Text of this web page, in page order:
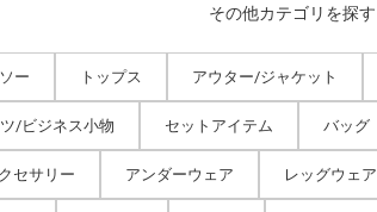
その他カテゴリを探す
ー トップス アウター/ジャケット
/ビジネス小物 セットアイテム バッグ
セサリー アンダーウェア レッグウェア